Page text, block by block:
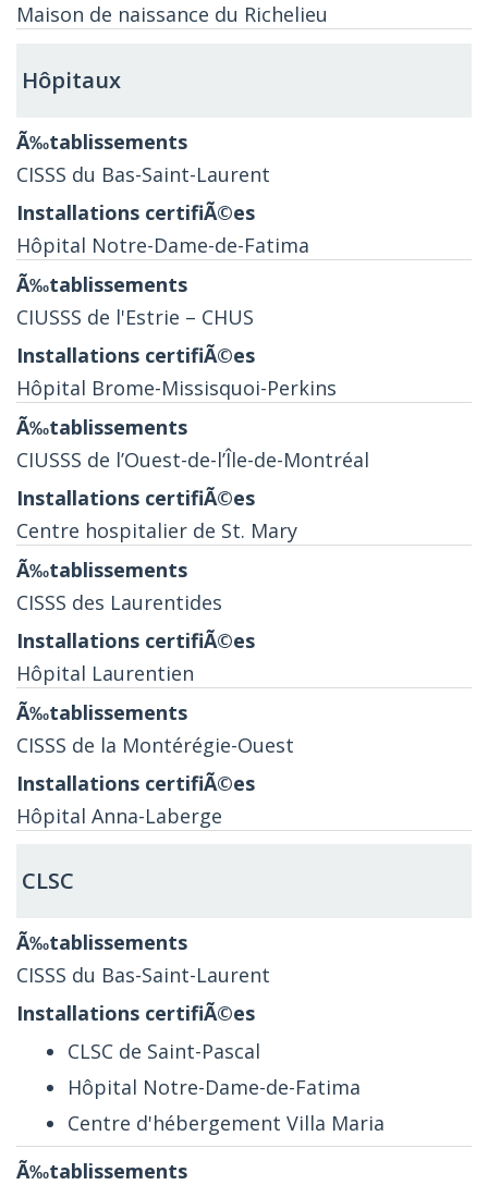
Maison de naissance du Richelieu
Hôpitaux
CISSS du Bas-Saint-Laurent
Hôpital Notre-Dame-de-Fatima
CIUSSS de l'Estrie – CHUS
Hôpital Brome-Missisquoi-Perkins
CIUSSS de l’Ouest-de-l’Île-de-Montréal
Centre hospitalier de St. Mary
CISSS des Laurentides
Hôpital Laurentien
CISSS de la Montérégie-Ouest
Hôpital Anna-Laberge
CLSC
CISSS du Bas-Saint-Laurent
CLSC de Saint-Pascal
Hôpital Notre-Dame-de-Fatima
Centre d'hébergement Villa Maria